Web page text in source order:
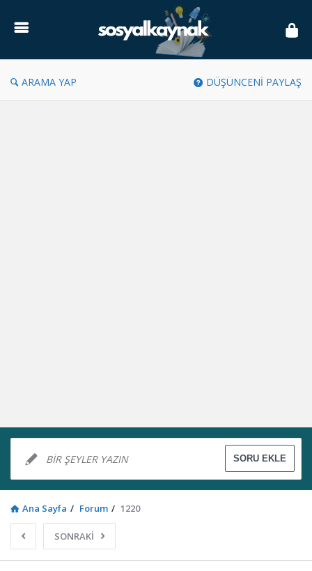
Kaynak
ARAMA YAP DÜŞÜNCENİ PAYLAŞ
Ana Sayfa / Forum / 1220
SONRAKİ